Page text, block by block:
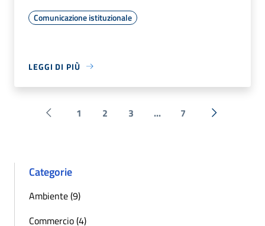
Comunicazione istituzionale
LEGGI DI PIÙ
Pagina precedente
1 2 3 ... 7 Successiva
Categorie
Ambiente (9)
Commercio (4)